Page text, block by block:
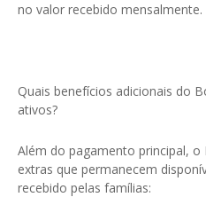
no valor recebido mensalmente.
Quais benefícios adicionais do
ativos?
Além do pagamento principal, o
extras que permanecem
recebido pelas famílias: